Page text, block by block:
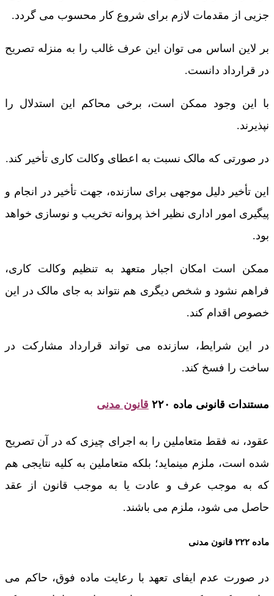
جزیی از مقدمات لازم برای شروع کار محسوب می گردد.
بر لاین اساس می توان این عرف غالب را به منزله تصریح
در قرارداد دانست.
با این وجود ممکن است، برخی محاکم این استدلال را
نپذیرند.
در صورتی که مالک نسبت به اعطای وکالت کاری تأخیر کند.
این تأخیر دلیل موجهی برای سازنده، جهت تأخیر در انجام و
پیگیری امور اداری نظیر اخذ پروانه تخریب و نوسازی خواهد
بود.
ممکن است امکان اجبار متعهد به تنظیم وکالت کاری،
فراهم نشود و شخص دیگری هم نتواند به جای مالک در این
خصوص اقدام کند.
در این شرایط، سازنده می تواند قرارداد مشارکت در
ساخت را فسخ کند.
مستندات قانونی ماده ۲۲۰ قانون مدنی
عقود، نه فقط متعاملین را به اجرای چیزی که در آن تصریح
شده است، ملزم مینماید؛ بلکه متعاملین به کلیه نتایجی هم
که به موجب عرف و عادت یا به موجب قانون از عقد
حاصل می شود، ملزم می باشند.
ماده ۲۲۲ قانون مدنی
در صورت عدم ایفای تعهد با رعایت ماده فوق، حاکم می